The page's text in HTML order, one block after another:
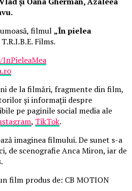
filmul „În pielea
Films.
de la filmări, fragmente din film,
și informații despre
pe paginile social media ale
, TikTok.
imaginea filmului. De sunet s-a
de scenografie Anca Miron, iar de
film produs de: CB MOTION